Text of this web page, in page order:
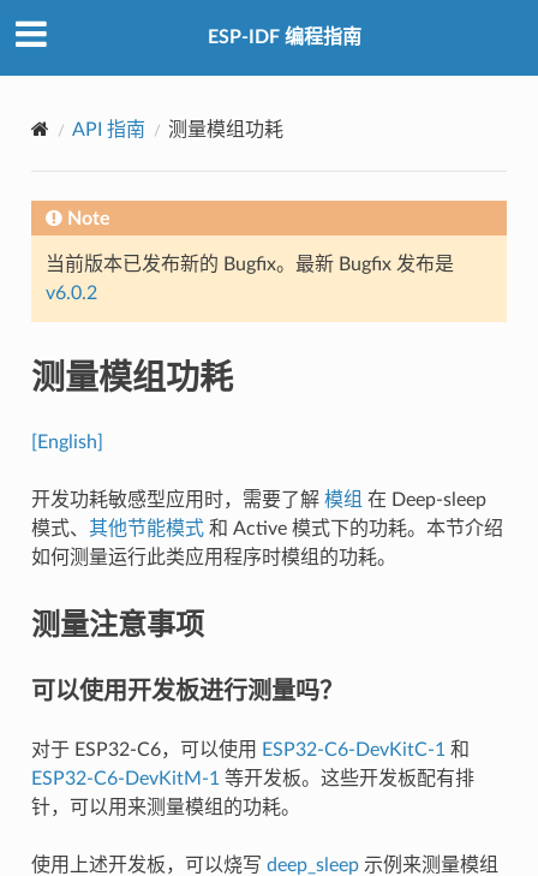
ESP-IDF 编程指南
API 指南 测量模组功耗
Note
当前版本已发布新的 Bugfix。最新 Bugfix 发布是
v6.0.2
测量模组功耗
[English]
开发功耗敏感型应用时，需要了解 模组 在 Deep-sleep
模式、 其他节能模式和 Active 模式下的功耗。本节介绍
如何测量运行此类应用程序时模组的功耗。
测量注意事项
可以使用开发板进行测量吗？
对于 ESP32-C6，可以使用 ESP32-C6-DevKitC-1 和
ESP32-C6-DevKitM-1 等开发板。这些开发板配有排
针，可以用来测量模组的功耗。
使用上述开发板，可以烧写 deep_sleep 示例来测量模组